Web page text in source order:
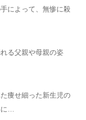
によって、無惨に殺
る父親や母親の姿
痩せ細った新生児の
…